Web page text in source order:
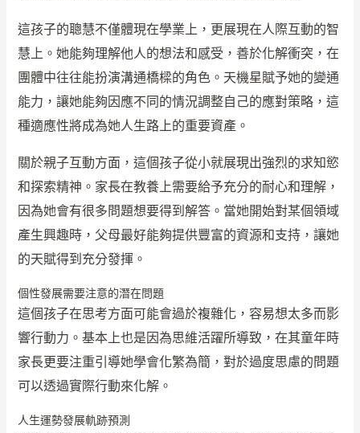
這孩子的聰慧不僅體現在學業上，更展現在人際互動的智
慧上。她能夠理解他人的想法和感受，善於化解衝突，在
團體中往往能扮演溝通橋樑的角色。天機星賦予她的變通
能力，讓她能夠因應不同的情況調整自己的應對策略，這
種適應性將成為她人生路上的重要資產。
關於親子互動方面，這個孩子從小就展現出強烈的求知慾
和探索精神。家長在教養上需要給予充分的耐心和理解，
因為她會有很多問題想要得到解答。當她開始對某個領域
產生興趣時，父母最好能夠提供豐富的資源和支持，讓她
的天賦得到充分發揮。
個性發展需要注意的潛在問題
這個孩子在思考方面可能會過於複雜化，容易想太多而影
響行動力。基本上也是因為思維活躍所導致，在其童年時
家長更要注重引導她學會化繁為簡，對於過度思慮的問題
可以透過實際行動來化解。
人生運勢發展軌跡預測